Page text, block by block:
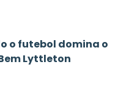
o futebol domina o
Lyttleton